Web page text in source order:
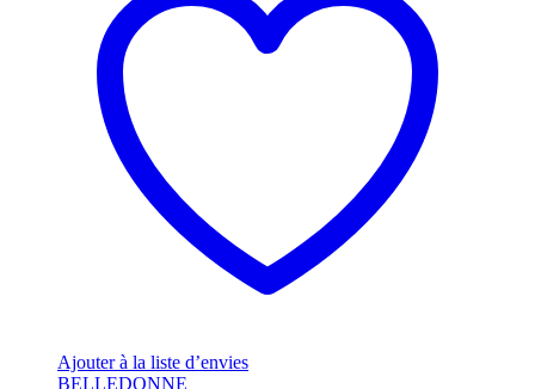
Ajouter à la liste d’envies
BELLEDONNE